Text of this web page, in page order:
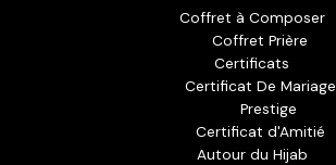
Coffret à Composer
Coffret Prière
Certificats
Certificat De Mariage
Prestige
Certificat d'Amitié
Autour du Hijab